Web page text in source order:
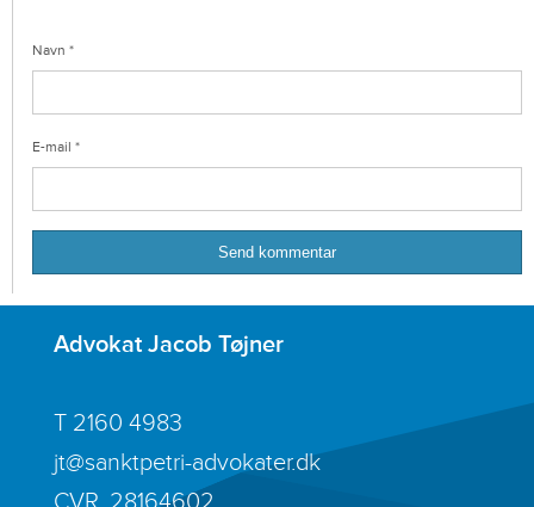
Navn *
E-mail *
Advokat Jacob Tøjner
T 2160 4983
jt@sanktpetri-advokater.dk